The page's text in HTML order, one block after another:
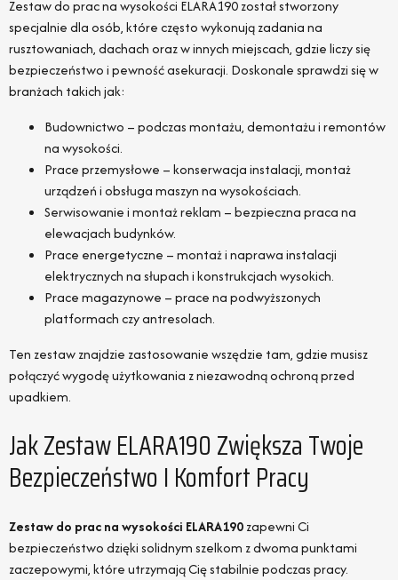
Zestaw do prac na wysokości ELARA190 został stworzony
specjalnie dla osób, które często wykonują zadania na
rusztowaniach, dachach oraz w innych miejscach, gdzie liczy się
bezpieczeństwo i pewność asekuracji. Doskonale sprawdzi się w
branżach takich jak:
Budownictwo – podczas montażu, demontażu i remontów
na wysokości.
Prace przemysłowe – konserwacja instalacji, montaż
urządzeń i obsługa maszyn na wysokościach.
Serwisowanie i montaż reklam – bezpieczna praca na
elewacjach budynków.
Prace energetyczne – montaż i naprawa instalacji
elektrycznych na słupach i konstrukcjach wysokich.
Prace magazynowe – prace na podwyższonych
platformach czy antresolach.
Ten zestaw znajdzie zastosowanie wszędzie tam, gdzie musisz
połączyć wygodę użytkowania z niezawodną ochroną przed
upadkiem.
Jak Zestaw ELARA190 Zwiększa Twoje
Bezpieczeństwo I Komfort Pracy
Zestaw do prac na wysokości ELARA190zapewni Ci
bezpieczeństwo dzięki solidnym szelkom z dwoma punktami
zaczepowymi, które utrzymają Cię stabilnie podczas pracy.